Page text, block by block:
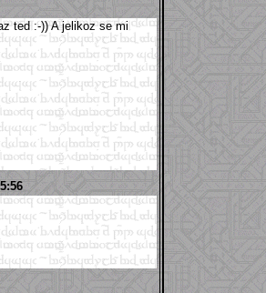
ted :-)) A jelikoz se mi